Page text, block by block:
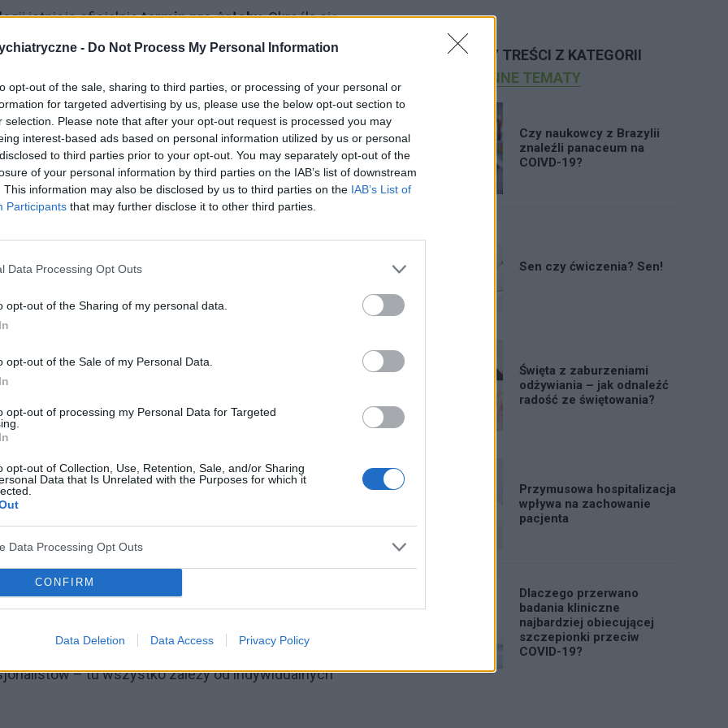
- Do Not Process My Personal Information
opt-out of the sale, sharing to third parties, or processing of your personal or
for targeted advertising by us, please use the below opt-out section to
selection. Please note that after your opt-out request is processed you may
interest-based ads based on personal information utilized by us or personal
to third parties prior to your opt-out. You may separately opt-out of the
of your personal information by third parties on the IAB’s list of downstream
This information may also be disclosed by us to third parties on the IAB’s List of
Participants that may further disclose it to other third parties.
Data Processing Opt Outs
opt-out of the Sharing of my personal data.
opt-out of the Sale of my Personal Data.
opt-out of processing my Personal Data for Targeted
opt-out of Collection, Use, Retention, Sale, and/or Sharing
Data that Is Unrelated with the Purposes for which it
Data Processing Opt Outs
CONFIRM
Data Deletion Data Access Privacy Policy
istnieje oficjalnietermin pre-żałoby. Określa się
na nadchodzącą stratę bliskiej osoby. To
utraty i próba adaptacji psychicznej do nowej i
przetwarzania emocji. Jak podkreślają eksperci,
w kontekście przygotowania się do
przeżywanie żałoby może być korzystne,
nadchodzącej straty. Dla części ludzi może to
bliskiej osoby–wyjaśniaJoanna Bożek,
jeszcze przed odejściem bliskiej osoby może
poczucie winy, że przewiduje się stratę
co się wydarzy. Niestety, ale może to się też
z pacjentem, bo często te emocje związane
korzystać z tego czasu, który jeszcze mamy
się przygotować
może być pomocne dla osób, które czują
do nadchodzącej straty.
się spotkać w przypadku chorób
chorób przewlekłych–wyjaśnia Joanna
– tu wszystko zależy od indywidualnych
POLECAMY TREŚCI Z KATEGORII
INNE TEMATY
Czy naukowcy z Brazylii
znaleźli panaceum na
COIVD-19?
Sen czy ćwiczenia? Sen!
Święta z zaburzeniami
odżywiania – jak odnaleźć
radość ze świętowania?
Przymusowa hospitalizacja
wpływa na zachowanie
pacjenta
Dlaczego przerwano
badania kliniczne
najbardziej obiecującej
szczepionki przeciw
COVID-19?